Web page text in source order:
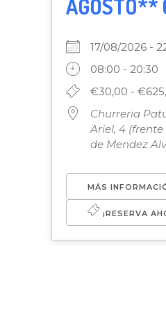
AGOSTO**
17/08/2026 -
08:00 - 20:30
€30,00 -
Churreria
Ariel, 4
de Mendez
MÁS
¡RESERVA